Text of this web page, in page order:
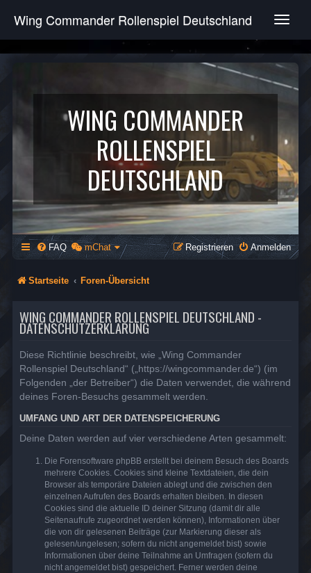
T
g
e
v
g
a
t
i
o
n
Wing Commander Rollenspiel Deutschland
WING COMMANDER
ROLLENSPIEL
DEUTSCHLAND
FAQ mChat Anmelden
Registrieren
Startseite Foren-Übersicht
WING COMMANDER ROLLENSPIEL DEUTSCHLAND -
DATENSCHUTZERKLÄRUNG
Diese Richtlinie beschreibt, wie „Wing Commander
Rollenspiel Deutschland“ („https://wingcommander.de“) (im
Folgenden „der Betreiber“) die Daten verwendet, die während
deines Foren-Besuchs gesammelt werden.
UMFANG UND ART DER DATENSPEICHERUNG
Deine Daten werden auf vier verschiedene Arten gesammelt:
Die Forensoftware phpBB erstellt bei deinem Besuch des Boards
mehrere Cookies. Cookies sind kleine Textdateien, die dein
Browser als temporäre Dateien ablegt und die zwischen den
einzelnen Aufrufen des Boards erhalten bleiben. In diesen
Cookies sind die aktuelle ID deiner Sitzung (damit dir alle
Seitenaufrufe zugeordnet werden können), Informationen über
die von dir gelesenen Beiträge (zur Markierung dieser als
gelesen/ungelesen; sofern du nicht angemeldet bist) sowie
Informationen über deine Teilnahme an Umfragen (sofern du
nicht angemeldet bist) gespeichert. Ferner werden deine